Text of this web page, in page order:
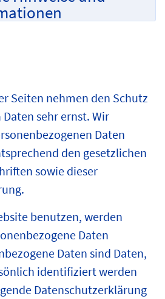
Seiten nehmen den Schutz
sehr ernst. Wir
Daten
den gesetzlichen
sowie dieser
benutzen, werden
Daten
Daten sind Daten,
identifiziert werden
Datenschutzerklärung